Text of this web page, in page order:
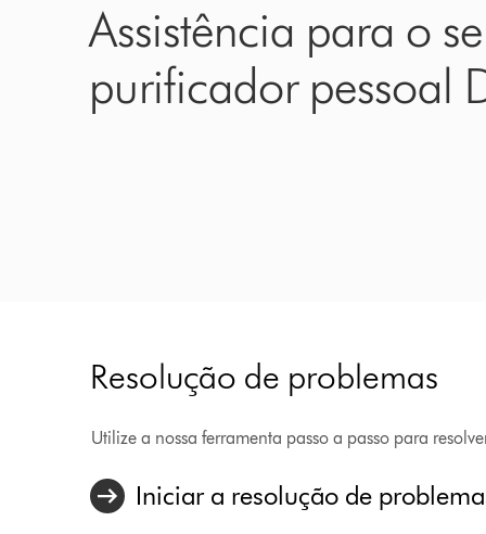
Assistência para o
purificador pessoal
Resolução de problemas
Utilize a nossa ferramenta passo a passo para
Iniciar a resolução de